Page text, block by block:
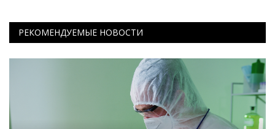
РЕКОМЕНДУЕМЫЕ НОВОСТИ